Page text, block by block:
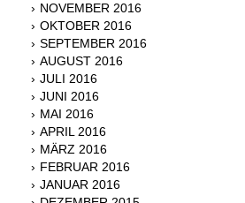
NOVEMBER 2016
OKTOBER 2016
SEPTEMBER 2016
AUGUST 2016
JULI 2016
JUNI 2016
MAI 2016
APRIL 2016
MÄRZ 2016
FEBRUAR 2016
JANUAR 2016